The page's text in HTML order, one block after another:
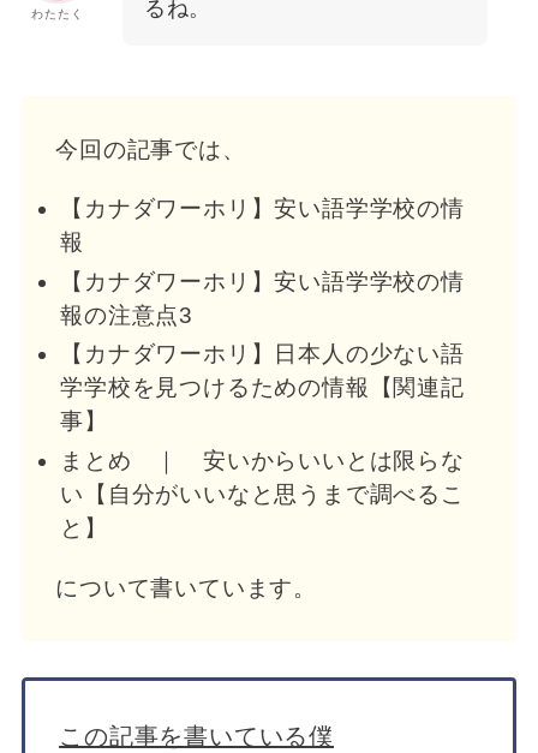
わたたく
るね。
今回の記事では、
【カナダワーホリ】安い語学学校の情
報
【カナダワーホリ】安い語学学校の情
報の注意点3
【カナダワーホリ】日本人の少ない語
学学校を見つけるための情報【関連記
事】
まとめ ｜ 安いからいいとは限らな
い【自分がいいなと思うまで調べるこ
と】
について書いています。
この記事を書いている僕